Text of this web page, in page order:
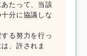
あたって、当該
分に協議しな
る努力を行っ
、許されま